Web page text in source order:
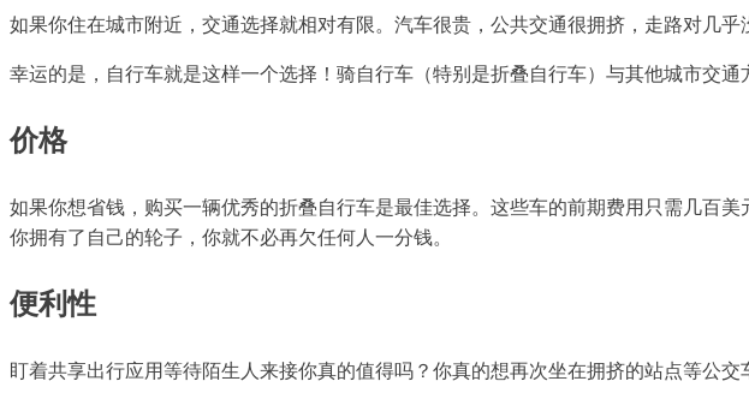
如果你住在城市附近，交通选择就相对有限。汽车很贵，公共交通很拥挤，走路对
幸运的是，自行车就是这样一个选择！骑自行车（特别是折叠自行车）与其他城市交通
价格
如果你想省钱，购买一辆优秀的折叠自行车是最佳选择。这些车的前期费用只需几百
你拥有了自己的轮子，你就不必再欠任何人一分钱。
便利性
盯着共享出行应用等待陌生人来接你真的值得吗？你真的想再次坐在拥挤的站点等公交